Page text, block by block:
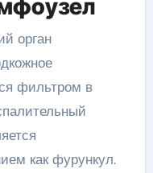
орган
фильтром в
как фурункул.